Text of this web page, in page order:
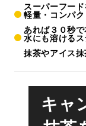
スーパーフー
軽量・コンパ
あれば３０秒
水にも溶ける
抹茶やアイス抹
キャ